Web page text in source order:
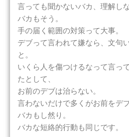
言っても聞かないバカ、理解し
バカもそう。
手の届く範囲の対策って大事。
デブって言われて嫌なら、文句
と。
いくら人を傷つけるなって言っ
たとして、
お前のデブは治らない。
言わないだけで多くがお前をデ
バカもし然り。
バカな短絡的行動も同じです。